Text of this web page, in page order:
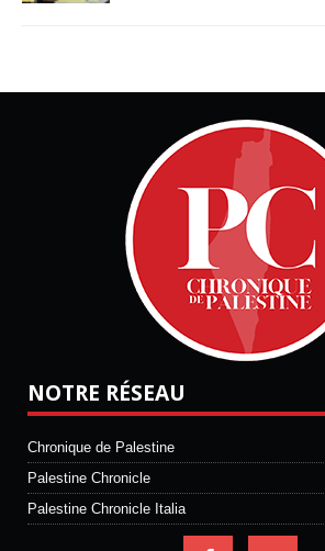
NOTRE RÉSEAU
Chronique de Palestine
Palestine Chronicle
Palestine Chronicle Italia